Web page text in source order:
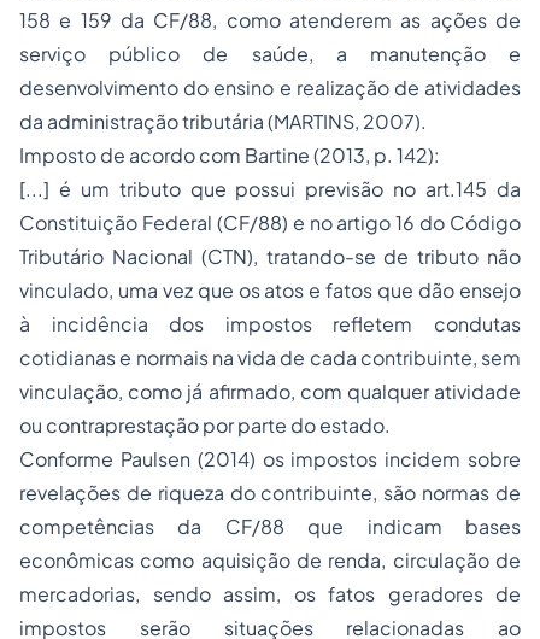
158 e 159 da CF/88, como atenderem as ações de
serviço público de saúde, a manutenção e
desenvolvimento do ensino e realização de atividades
da administração tributária (MARTINS, 2007).
Imposto de acordo com Bartine (2013, p. 142):
[...] é um tributo que possui previsão no art.145 da
Constituição Federal (CF/88) e no artigo 16 do Código
Tributário Nacional (CTN), tratando-se de tributo não
vinculado, uma vez que os atos e fatos que dão ensejo
à incidência dos impostos refletem condutas
cotidianas e normais na vida de cada contribuinte, sem
vinculação, como já afirmado, com qualquer atividade
ou contraprestação por parte do estado.
Conforme Paulsen (2014) os impostos incidem sobre
revelações de riqueza do contribuinte, são normas de
competências da CF/88 que indicam bases
econômicas como aquisição de renda, circulação de
mercadorias, sendo assim, os fatos geradores de
impostos serão situações relacionadas ao